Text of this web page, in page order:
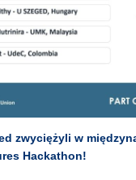
zwyciężyli w
Hackathon!